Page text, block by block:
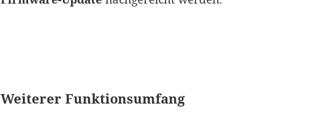
Weiterer Funktionsumfang